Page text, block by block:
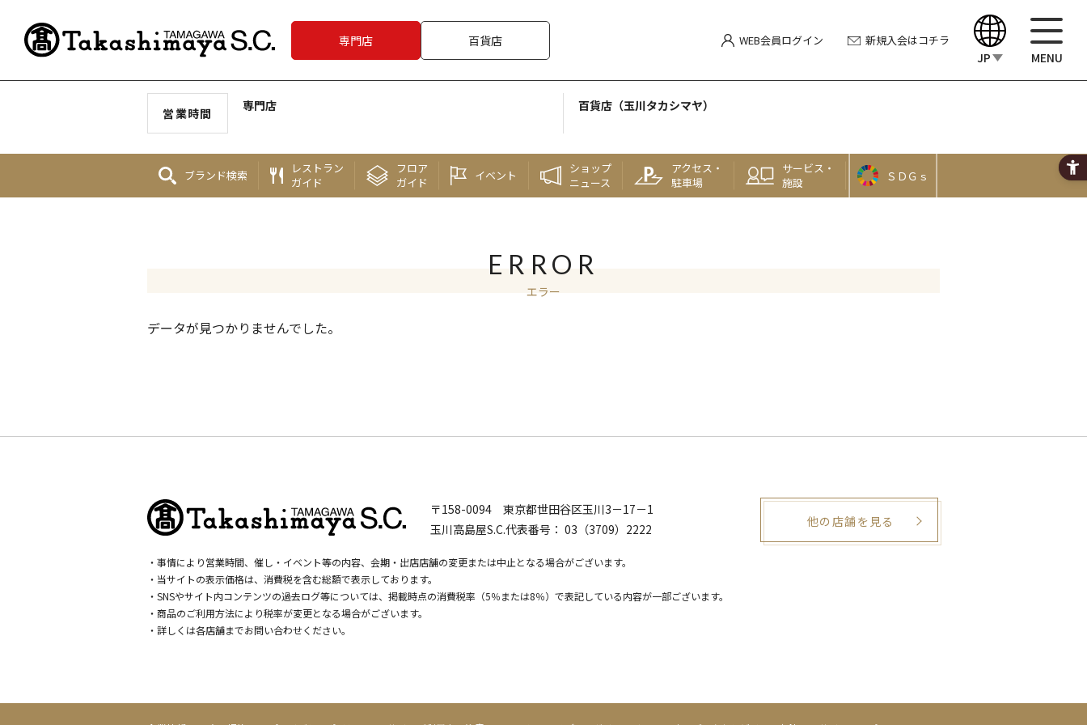
専門店 百貨店 WEB会員ログイン 新規入会はコチラ
JP MENU
営業時間 専門店 百貨店（玉川タカシマヤ）
ブランド検索
レストラン
ガイド
フロア
ガイド
イベント
ショップ
ニュース
アクセス・
駐車場
サービス・
施設
ＳＤＧｓ
ERROR
エラー
データが見つかりませんでした。
〒158-0094 東京都世田谷区玉川3－17－1
玉川高島屋S.C.代表番号： 03（3709）2222 他の店舗を見る
・事情により営業時間、催し・イベント等の内容、会期・出店店舗の変更または中止となる場合がございます。
・当サイトの表示価格は、消費税を含む総額で表示しております。
・SNSやサイト内コンテンツの過去ログ等については、掲載時点の消費税率（5％または8％）で表記している内容が一部ございます。
・商品のご利用方法により税率が変更となる場合がございます。
・詳しくは各店舗までお問い合わせください。